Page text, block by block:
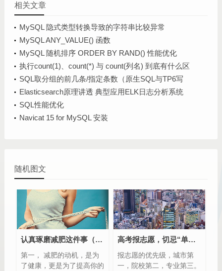
相关文章
MySQL 隐式类型转换导致的字符串比较异常
MySQL ANY_VALUE() 函数
MySQL 随机排序 ORDER BY RAND() 性能优化
执行count(1)、count(*) 与 count(列名) 到底有什么区
别？
SQL取分组的前几条/指定条数（原生SQL与TP6写
法）
Elasticsearch原理讲透 典型应用ELK日志分析系统
SQL性能优化
Navicat 15 for MySQL 安装
随机图文
认真琢磨减肥这件事（一，认知与原动力）
第一， 减肥的动机，是为
了健康，更是为了提高你的
高考报志愿，切忌“单打独斗”
报志愿的优先级，城市第
一，院校第二，专业第三。